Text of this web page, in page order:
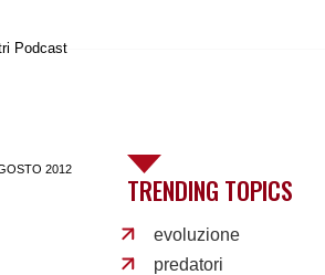
Podcast
2012
TRENDING TOPICS
evoluzione
predatori